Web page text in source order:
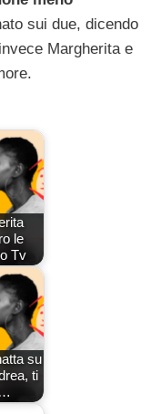
sui due, dicendo
Margherita e
le
Tv
su
ti